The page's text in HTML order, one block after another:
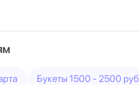
Букеты 1500 - 2500 руб